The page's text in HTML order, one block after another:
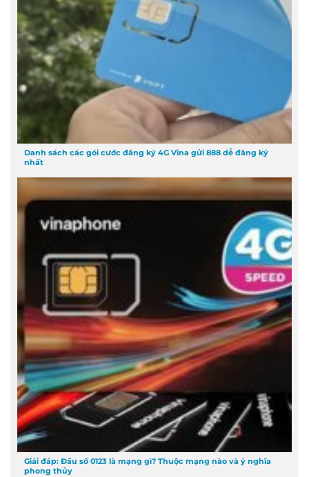
Danh sách các gói cước đăng ký 4G Vina gửi 888 dễ đăng ký
nhất
Giải đáp: Đầu số 0123 là mạng gì? Thuộc mạng nào và ý nghĩa
phong thủy